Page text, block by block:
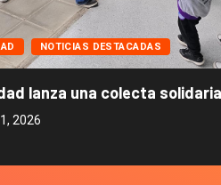
NOTICIAS DESTACADAS
lanza una colecta
2026